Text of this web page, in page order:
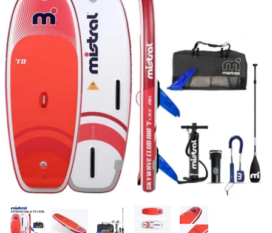
注文について 製品について